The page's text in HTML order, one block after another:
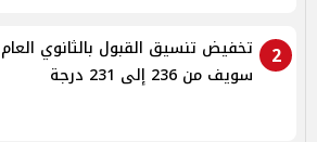
2
تخفيض تنسيق القبول بالثانوي
سويف من 236 إلى 231 درجة